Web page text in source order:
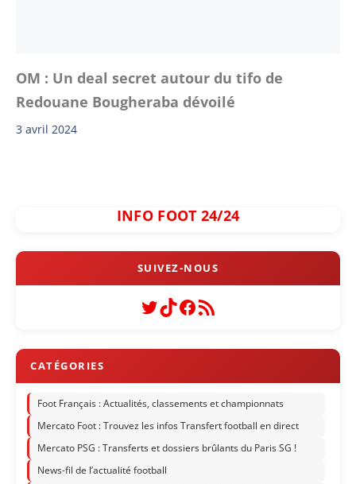
OM : Un deal secret autour du tifo de
Redouane Bougheraba dévoilé
3 avril 2024
INFO FOOT 24/24
Twitter
TikTok
Facebook
Flux RSS
Foot Français : Actualités, classements et championnats
Mercato Foot : Trouvez les infos Transfert football en direct
Mercato PSG : Transferts et dossiers brûlants du Paris SG !
News-fil de l’actualité football